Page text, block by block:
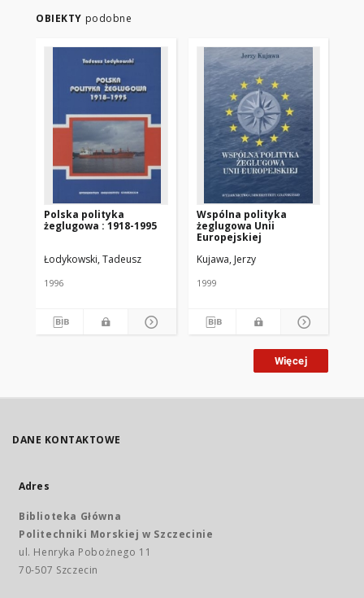
OBIEKTY podobne
Polska polityka
żeglugowa : 1918-1995
Łodykowski, Tadeusz
1996
Wspólna polityka
żeglugowa Unii
Europejskiej
Kujawa, Jerzy
1999
Więcej
DANE KONTAKTOWE
Adres
Biblioteka Główna
Politechniki Morskiej w Szczecinie
ul. Henryka Pobożnego 11
70-507 Szczecin